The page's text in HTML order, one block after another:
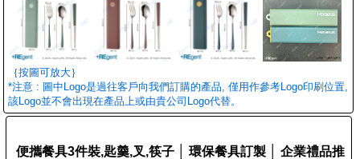
｛按圖可放大｝
*注意 : 圖中Logo是過往客戶向我們訂購的產品, 僅用作參考Logo印刷位置,
該Logo並不會出現在產品上或由貴公司Logo代替。
便攜餐具3件裝,匙羹,叉,筷子 │ 環保餐具訂製 │ 企業禮品推